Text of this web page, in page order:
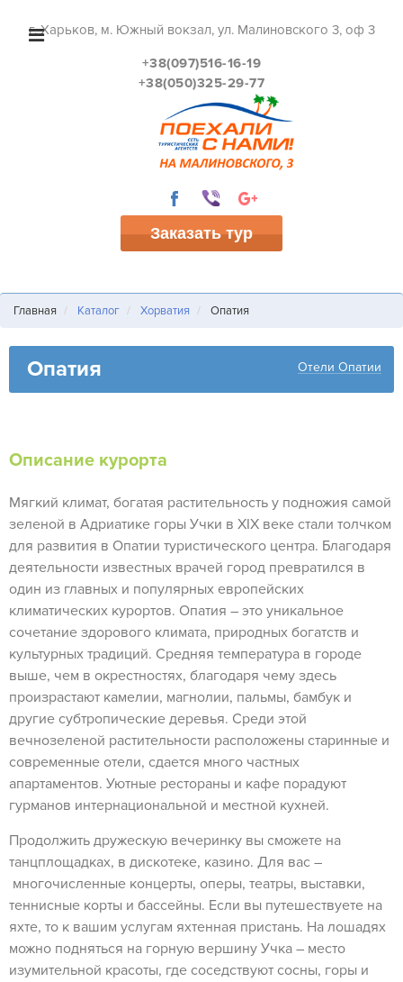
г. Харьков, м. Южный вокзал, ул. Малиновского 3, оф 3
+38(097)516-16-19
+38(050)325-29-77
Заказать тур
Главная Каталог Хорватия Опатия
Опатия Отели Опатии
Описание курорта
Мягкий климат, богатая растительность у подножия самой
зеленой в Адриатике горы Учки в XIX веке стали толчком
для развития в Опатии туристического центра. Благодаря
деятельности известных врачей город превратился в
один из главных и популярных европейских
климатических курортов. Опатия – это уникальное
сочетание здорового климата, природных богатств и
культурных традиций. Средняя температура в городе
выше, чем в окрестностях, благодаря чему здесь
произрастают камелии, магнолии, пальмы, бамбук и
другие субтропические деревья. Среди этой
вечнозеленой растительности расположены старинные и
современные отели, сдается много частных
апартаментов. Уютные рестораны и кафе порадуют
гурманов интернациональной и местной кухней.
Продолжить дружескую вечеринку вы сможете на
танцплощадках, в дискотеке, казино. Для вас –
многочисленные концерты, оперы, театры, выставки,
теннисные корты и бассейны. Если вы путешествуете на
яхте, то к вашим услугам яхтенная пристань. На лошадях
можно подняться на горную вершину Учка – место
изумительной красоты, где соседствуют сосны, горы и